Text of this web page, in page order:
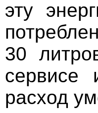
эту
30
сервисе
расход